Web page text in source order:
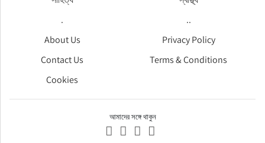
.
..
About Us
Privacy Policy
Contact Us
Terms & Conditions
Cookies
আমাদের সঙ্গে থাকুন